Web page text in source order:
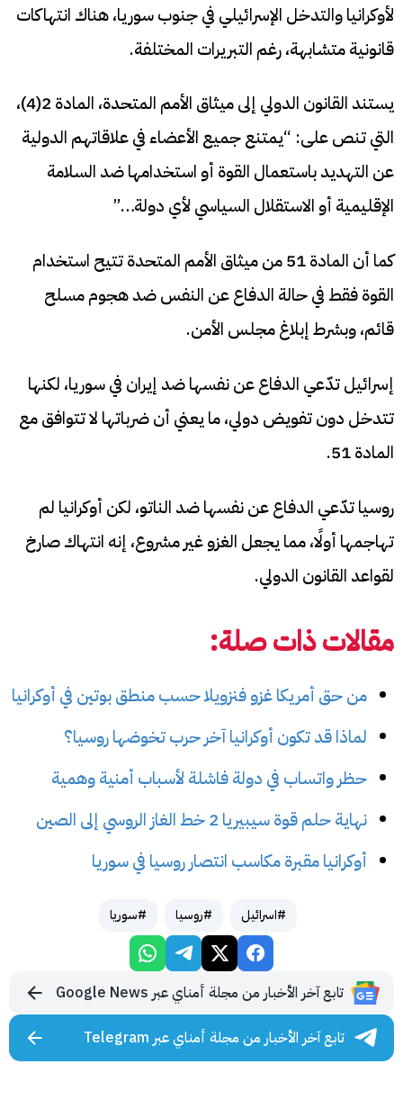
لأوكرانيا والتدخل الإسرائيلي في جنوب سوريا، هناك انتهاكات
قانونية متشابهة، رغم التبريرات المختلفة.
يستند القانون الدولي إلى ميثاق الأمم المتحدة، المادة 2(4)،
التي تنص على: “يمتنع جميع الأعضاء في علاقاتهم الدولية
عن التهديد باستعمال القوة أو استخدامها ضد السلامة
الإقليمية أو الاستقلال السياسي لأي دولة…”
كما أن المادة 51 من ميثاق الأمم المتحدة تتيح استخدام
القوة فقط في حالة الدفاع عن النفس ضد هجوم مسلح
قائم، وبشرط إبلاغ مجلس الأمن.
إسرائيل تدّعي الدفاع عن نفسها ضد إيران في سوريا، لكنها
تتدخل دون تفويض دولي، ما يعني أن ضرباتها لا تتوافق مع
المادة 51.
روسيا تدّعي الدفاع عن نفسها ضد الناتو، لكن أوكرانيا لم
تهاجمها أولًا، مما يجعل الغزو غير مشروع، إنه انتهاك صارخ
لقواعد القانون الدولي.
مقالات ذات صلة:
من حق أمريكا غزو فنزويلا حسب منطق بوتين في أوكرانيا
لماذا قد تكون أوكرانيا آخر حرب تخوضها روسيا؟
حظر واتساب في دولة فاشلة لأسباب أمنية وهمية
نهاية حلم قوة سيبيريا 2 خط الغاز الروسي إلى الصين
أوكرانيا مقبرة مكاسب انتصار روسيا في سوريا
#اسرائيل #روسيا #سوريا
تابع آخر الأخبار من مجلة أمناي عبر Google News
تابع آخر الأخبار من مجلة أمناي عبر Telegram